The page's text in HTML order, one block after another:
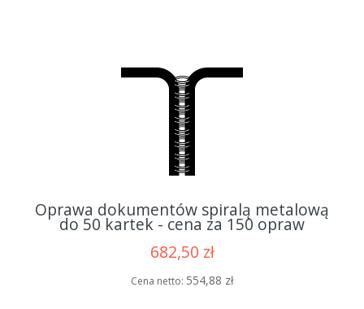
Oprawa dokumentów spiralą metalową
do 50 kartek - cena za 150 opraw
682,50 zł
Cena netto: 554,88 zł